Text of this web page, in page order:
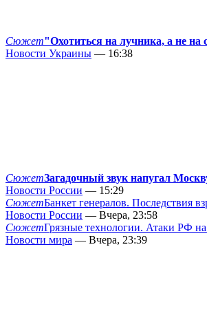
Сюжет"Охотиться на лучника, а не на
Новости Украины — 16:38
СюжетЗагадочный звук напугал
Новости России — 15:29
СюжетБанкет генералов. Последствия
Новости России — Вчера, 23:58
СюжетГрязные технологии. Атаки РФ
Новости мира — Вчера, 23:39